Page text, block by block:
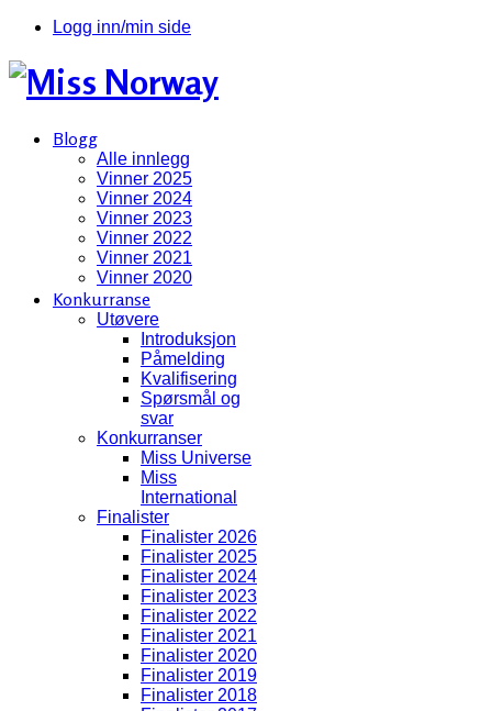
Logg inn/min side
Blogg
Alle innlegg
Vinner 2025
Vinner 2024
Vinner 2023
Vinner 2022
Vinner 2021
Vinner 2020
Konkurranse
Utøvere
Introduksjon
Påmelding
Kvalifisering
Spørsmål og
svar
Konkurranser
Miss Universe
Miss
International
Finalister
Finalister 2026
Finalister 2025
Finalister 2024
Finalister 2023
Finalister 2022
Finalister 2021
Finalister 2020
Finalister 2019
Finalister 2018